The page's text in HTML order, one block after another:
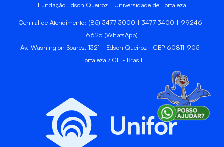
Fundação Edson Queiroz | Universidade de Fortaleza
Central de Atendimento: (85) 3477-3000 | 3477-3400 | 99246-
6625 (WhatsApp)
Av. Washington Soares, 1321 - Edson Queiroz - CEP 60811-905 -
Fortaleza / CE - Brasil